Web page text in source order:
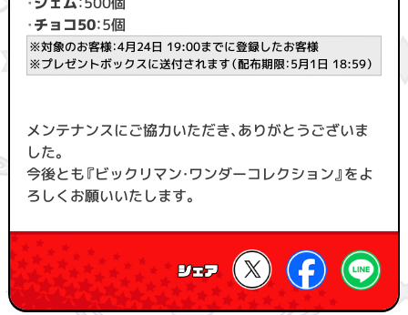
・チョコ50：5個
※対象のお客様：4月24日 19:00までに登録したお客様
※プレゼントボックスに送付されます（配布期限：5月1日 18:59）
メンテナンスにご協力いただき、ありがとうございま
した。
今後とも『ビックリマン・ワンダーコレクション』をよ
ろしくお願いいたします。